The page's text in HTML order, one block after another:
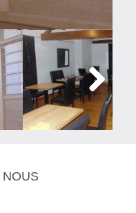
Next
NOUS